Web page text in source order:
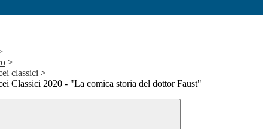
>
classici >
Classici 2020 - "La comica storia del dottor Faust"